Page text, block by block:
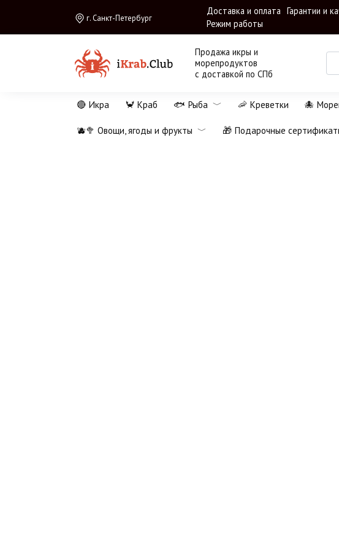
содержанию
г. Санкт-Петербург
Доставка и оплата Гарантии и
Режим работы
Продажа икры и
морепродуктов
с доставкой по СПб
🔴 Икра 🦀 Краб 🐟 Рыба 🦐 Креветки 🐙
🫐🥦 Овощи, ягоды и фрукты 🎁 Подарочные